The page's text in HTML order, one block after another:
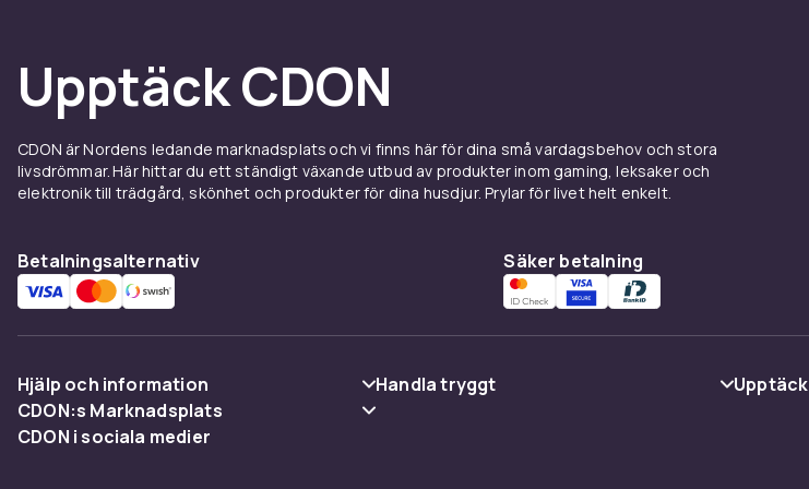
Upptäck CDON
CDON är Nordens ledande marknadsplats och vi finns här för dina små vardagsbehov och stora
livsdrömmar. Här hittar du ett ständigt växande utbud av produkter inom gaming, leksaker och
elektronik till trädgård, skönhet och produkter för dina husdjur. Prylar för livet helt enkelt.
Betalningsalternativ Säker betalning
Hjälp och information
Vanliga frågor
Handla tryggt
Upptäck
CDON:s Marknadsplats
Sälj på CDON
CDON i sociala medier